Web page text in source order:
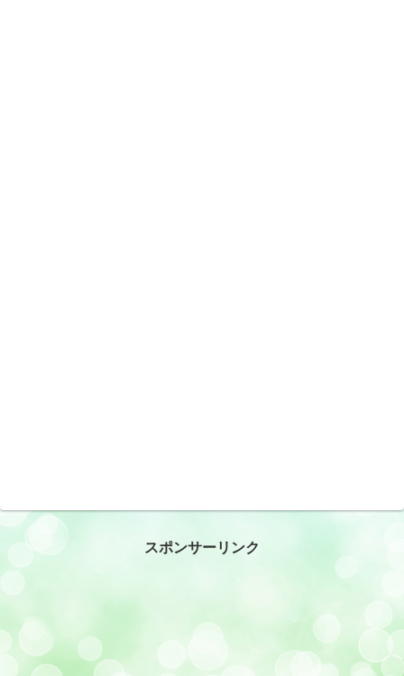
スポンサーリンク